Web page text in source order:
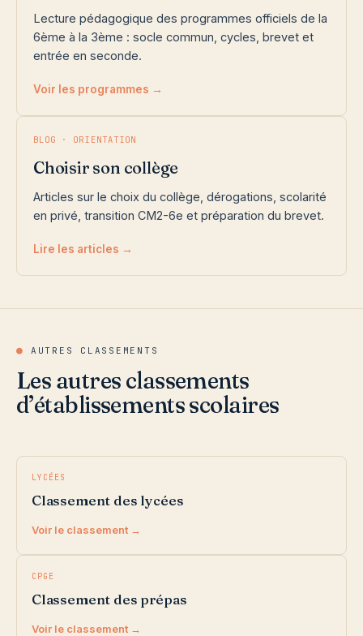
Lecture pédagogique des programmes officiels de la
6ème à la 3ème : socle commun, cycles, brevet et
entrée en seconde.
Voir les programmes →
BLOG · ORIENTATION
Choisir son collège
Articles sur le choix du collège, dérogations, scolarité
en privé, transition CM2-6e et préparation du brevet.
Lire les articles →
● AUTRES CLASSEMENTS
Les autres classements
d’établissements scolaires
LYCÉES
Classement des lycées
Voir le classement →
CPGE
Classement des prépas
Voir le classement →